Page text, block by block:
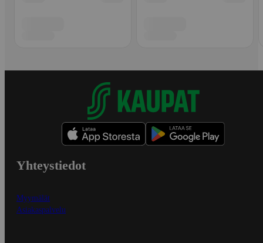
Yhteystiedot
Myymälät
Asiakaspalvelu